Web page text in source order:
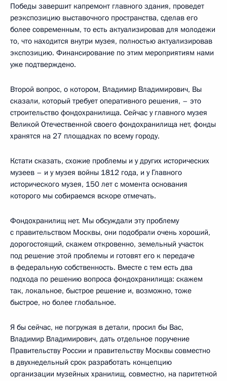
Победы завершит капремонт главного здания, проведет
реэкспозицию выставочного пространства, сделав его
более современным, то есть актуализировав для молодежи
то, что находится внутри музея, полностью актуализировав
экспозицию. Финансирование по этим мероприятиям нами
уже подтверждено.
Второй вопрос, о котором, Владимир Владимирович, Вы
сказали, который требует оперативного решения, – это
строительство фондохранилища. Сейчас у главного музея
Великой Отечественной своего фондохранилища нет, фонды
хранятся на 27 площадках по всему городу.
Кстати сказать, схожие проблемы и у других исторических
музеев – и у музея войны 1812 года, и у Главного
исторического музея, 150 лет с момента основания
которого мы собираемся вскоре отмечать.
Фондохранилищ нет. Мы обсуждали эту проблему
с правительством Москвы, они подобрали очень хороший,
дорогостоящий, скажем откровенно, земельный участок
под решение этой проблемы и готовят его к передаче
в федеральную собственность. Вместе с тем есть два
подхода по решению вопроса фондохранилища: скажем
так, локальное, быстрое решение и, возможно, тоже
быстрое, но более глобальное.
Я бы сейчас, не погружая в детали, просил бы Вас,
Владимир Владимирович, дать отдельное поручение
Правительству России и правительству Москвы совместно
в двухнедельный срок разработать концепцию
организации музейных хранилищ, совместно, на паритетной